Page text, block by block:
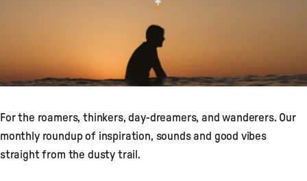
For the roamers, thinkers, day-dreamers, and wanderers. Our
monthly roundup of inspiration, sounds and good vibes
straight from the dusty trail.